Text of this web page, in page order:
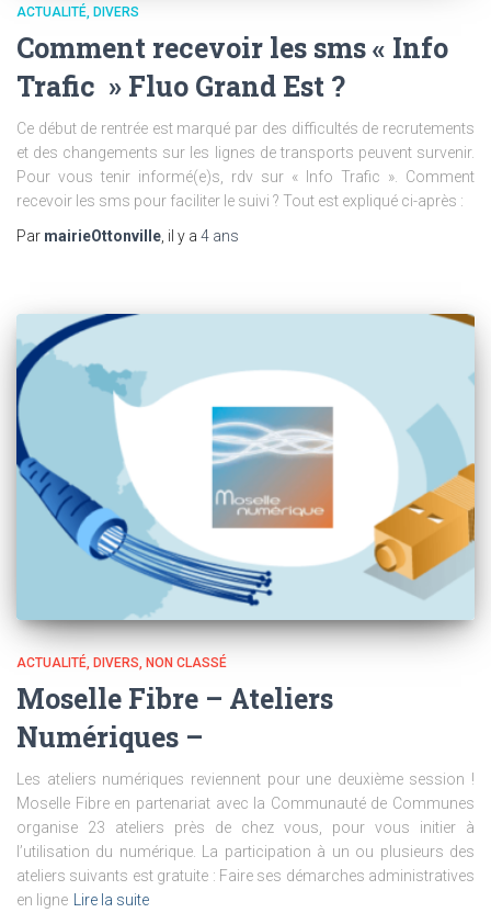
ACTUALITÉ DIVERS
Comment recevoir les sms « Info
Trafic » Fluo Grand Est ?
Ce début de rentrée est marqué par des difficultés de recrutements
et des changements sur les lignes de transports peuvent survenir.
Pour vous tenir informé(e)s, rdv sur « Info Trafic ». Comment
recevoir les sms pour faciliter le suivi ? Tout est expliqué ci-après :
Par mairieOttonville, il y a 4 ans
ACTUALITÉ DIVERS NON CLASSÉ
Moselle Fibre – Ateliers
Numériques –
Les ateliers numériques reviennent pour une deuxième session !
Moselle Fibre en partenariat avec la Communauté de Communes
organise 23 ateliers près de chez vous, pour vous initier à
l’utilisation du numérique. La participation à un ou plusieurs des
ateliers suivants est gratuite : Faire ses démarches administratives
en ligne
Lire la suite